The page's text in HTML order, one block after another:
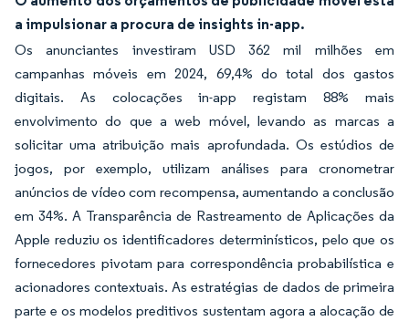
a impulsionar a procura de insights in-app.
Os anunciantes investiram USD 362 mil milhões em
campanhas móveis em 2024, 69,4% do total dos gastos
digitais. As colocações in-app registam 88% mais
envolvimento do que a web móvel, levando as marcas a
solicitar uma atribuição mais aprofundada. Os estúdios de
jogos, por exemplo, utilizam análises para cronometrar
anúncios de vídeo com recompensa, aumentando a conclusão
em 34%. A Transparência de Rastreamento de Aplicações da
Apple reduziu os identificadores determinísticos, pelo que os
fornecedores pivotam para correspondência probabilística e
acionadores contextuais. As estratégias de dados de primeira
parte e os modelos preditivos sustentam agora a alocação de